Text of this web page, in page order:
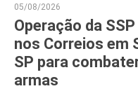
05/08/2026
Operação da
nos Correios em
SP para
armas